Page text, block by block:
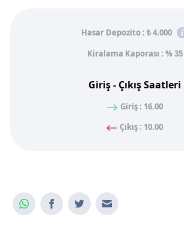
Hasar Depozito : ₺ 4.000
Kiralama Kaporası : % 35
Giriş - Çıkış Saatleri
Giriş : 16.00
Çıkış : 10.00